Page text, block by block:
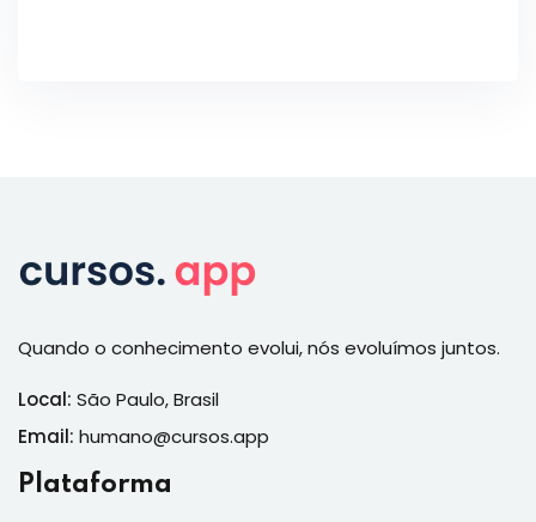
Quando o conhecimento evolui, nós evoluímos juntos.
Local: São Paulo, Brasil
Email: humano@cursos.app
Plataforma